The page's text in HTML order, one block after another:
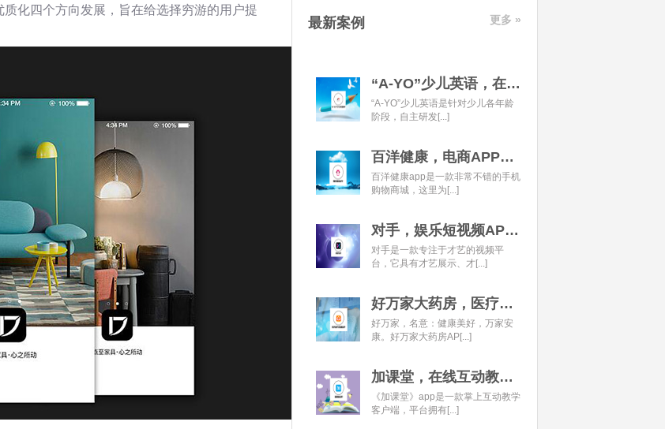
化四个方向发展，旨在给选择穷游的用户提
最新案例 更多 »
“A-YO”少儿英语，在线语言学习平台开发经典案例
“A-YO”少儿英语是针对少儿各年龄
阶段，自主研发[...]
百洋健康，电商APP开发经典案例
百洋健康app是一款非常不错的手机
购物商城，这里为[...]
对手，娱乐短视频APP开发经典案例
对手是一款专注于才艺的视频平
台，它具有才艺展示、才[...]
好万家大药房，医疗健康APP开发经典案例
好万家，名意：健康美好，万家安
康。好万家大药房AP[...]
加课堂，在线互动教育APP经典案例
《加课堂》app是一款掌上互动教学
客户端，平台拥有[...]